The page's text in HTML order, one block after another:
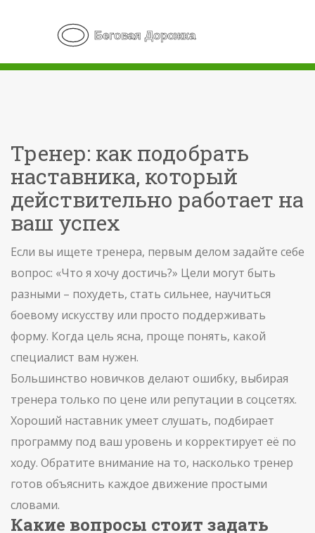
Тренер: как подобрать
наставника, который
действительно работает на
ваш успех
Если вы ищете тренера, первым делом задайте себе
вопрос: «Что я хочу достичь?» Цели могут быть
разными – похудеть, стать сильнее, научиться
боевому искусству или просто поддерживать
форму. Когда цель ясна, проще понять, какой
специалист вам нужен.
Большинство новичков делают ошибку, выбирая
тренера только по цене или репутации в соцсетях.
Хороший наставник умеет слушать, подбирает
программу под ваш уровень и корректирует её по
ходу. Обратите внимание на то, насколько тренер
готов объяснить каждое движение простыми
словами.
Какие вопросы стоит задать